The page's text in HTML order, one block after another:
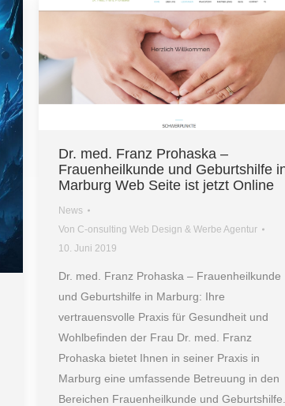
Dr. med. Franz Prohaska –
Frauenheilkunde und Geburtshilfe
Marburg Web Seite ist jetzt Online
News
Von C-onsulting Web Design & Werbe Agentur
10. Juni 2019
Dr. med. Franz Prohaska – Frauenheilkunde
und Geburtshilfe in Marburg: Ihre
vertrauensvolle Praxis für Gesundheit und
Wohlbefinden der Frau Dr. med. Franz
Prohaska bietet Ihnen in seiner Praxis in
Marburg eine umfassende Betreuung in den
Bereichen Frauenheilkunde und Geburtshilfe.